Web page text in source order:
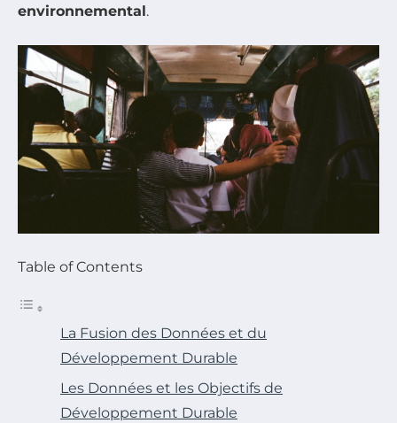
environnemental .
Table of Contents
La Fusion des Données et du
Développement Durable
Les Données et les Objectifs de
Développement Durable